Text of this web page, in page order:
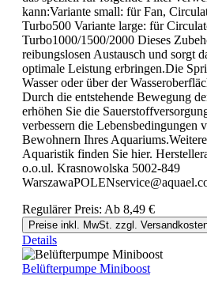
kann:Variante small: für Fan,
Turbo500 Variante large: für
Turbo1000/1500/2000 Dieses
reibungslosen Austausch und sorgt
optimale Leistung erbringen.Die
Wasser oder über der
Durch die entstehende Bewegung
erhöhen Sie die
verbessern die Lebensbedingungen
Bewohnern Ihres
Aquaristik finden Sie hier.
o.o.ul. Krasnowolska 5002-849
Regulärer Preis: Ab 8,49 €
Preise inkl. MwSt. zzgl.
Details
Belüfterpumpe Miniboost